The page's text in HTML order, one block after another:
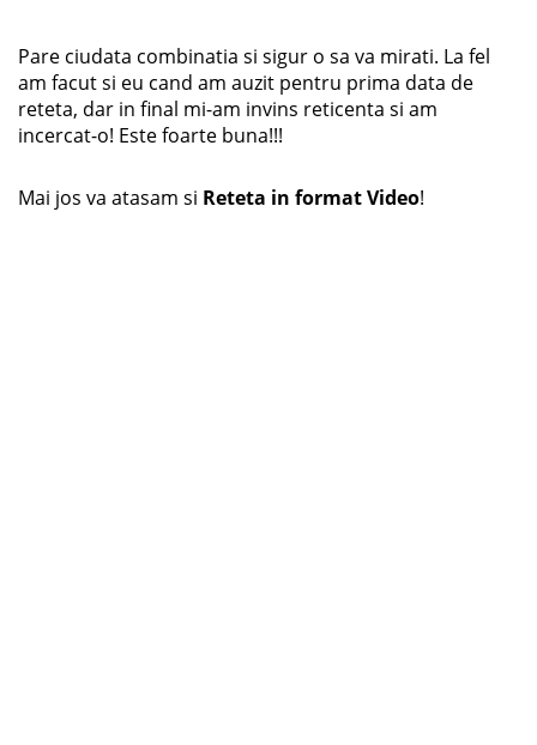
Pare ciudata combinatia si sigur o sa va mirati. La fel
am facut si eu cand am auzit pentru prima data de
reteta, dar in final mi-am invins reticenta si am
incercat-o! Este foarte buna!!!
Mai jos va atasam si Reteta in format Video!